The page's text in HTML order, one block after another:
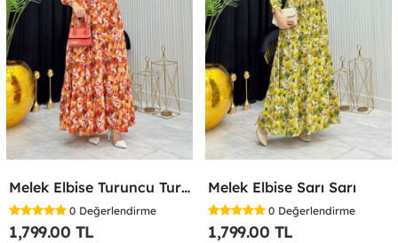
Melek Elbise Turuncu Turuncu
0 Değerlendirme
1,799.00 TL
Melek Elbise Sarı Sarı
0 Değerlendirme
1,799.00 TL